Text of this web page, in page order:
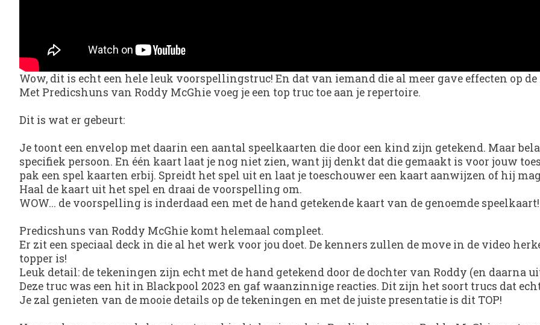
Wow, dit is echt een hele leuk voorspellingstruc! En dat van iemand die al meer gave effecten op
Met Predicshuns van Roddy McGhie voeg je een top truc toe aan je repertoire.
Dit is wat er gebeurt:
Je toont een envelop met daarin een aantal speelkaarten die door een kind zijn getekend. Maar
specifiek persoon. En één kaart laat je nog niet zien, want jij denkt dat die gemaakt is voor jouw
pak een spel kaarten erbij. Spreidt het spel uit en laat je toeschouwer een kaart aanwijzen of hij
Haal de kaart uit het spel en draai de voorspelling om.
WOW... de voorspelling is inderdaad een met de hand getekende kaart van de genoemde speelkaart!
Predicshuns van Roddy McGhie komt helemaal compleet.
Er zit een speciaal deck in die al het werk voor jou doet. De kenners zullen de move in de video
topper is!
Leuk detail: de tekeningen zijn echt met de hand getekend door de dochter van Roddy (en daarna
Deze truc was een hit in Blackpool 2023 en gaf waanzinnige reacties. Dit zijn het soort trucs dat
Je zal genieten van de mooie details op de tekeningen en met de juiste presentatie is dit TOP!